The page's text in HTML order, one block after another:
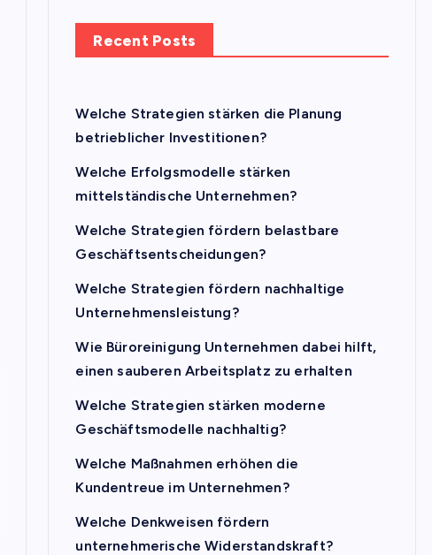
Recent Posts
Welche Strategien stärken die Planung
betrieblicher Investitionen?
Welche Erfolgsmodelle stärken
mittelständische Unternehmen?
Welche Strategien fördern belastbare
Geschäftsentscheidungen?
Welche Strategien fördern nachhaltige
Unternehmensleistung?
Wie Büroreinigung Unternehmen dabei hilft,
einen sauberen Arbeitsplatz zu erhalten
Welche Strategien stärken moderne
Geschäftsmodelle nachhaltig?
Welche Maßnahmen erhöhen die
Kundentreue im Unternehmen?
Welche Denkweisen fördern
unternehmerische Widerstandskraft?